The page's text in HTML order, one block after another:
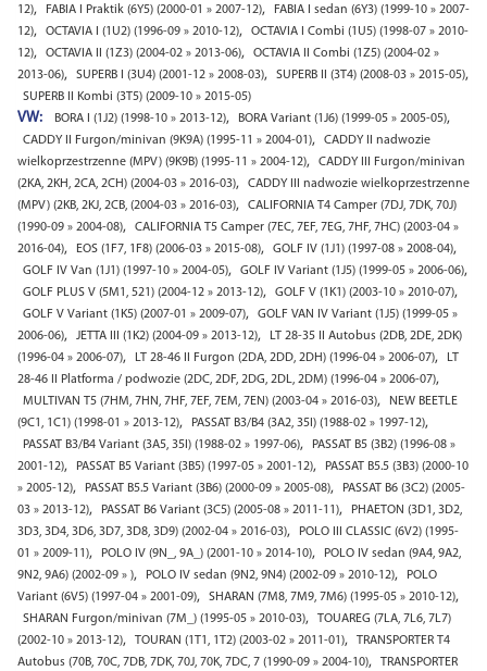
12), FABIA I Praktik (6Y5) (2000-01 » 2007-12),
FABIA I sedan (6Y3) (1999-10 » 2007-
12), OCTAVIA I (1U2) (1996-09 » 2010-12),
OCTAVIA I Combi (1U5) (1998-07 » 2010-
12), OCTAVIA II (1Z3) (2004-02 » 2013-06),
OCTAVIA II Combi (1Z5) (2004-02 »
2013-06), SUPERB I (3U4) (2001-12 » 2008-03), SUPERB II (3T4) (2008-03 » 2015-05),
SUPERB II Kombi (3T5) (2009-10 » 2015-05)
VW: BORA I (1J2) (1998-10 » 2013-12), BORA Variant (1J6) (1999-05 » 2005-05),
CADDY II Furgon/minivan (9K9A) (1995-11 » 2004-01),
CADDY II nadwozie
wielkoprzestrzenne (MPV) (9K9B) (1995-11 » 2004-12),
CADDY III Furgon/minivan
(2KA, 2KH, 2CA, 2CH) (2004-03 » 2016-03),
CADDY III nadwozie wielkoprzestrzenne
(MPV) (2KB, 2KJ, 2CB, (2004-03 » 2016-03),
CALIFORNIA T4 Camper (7DJ, 7DK, 70J)
(1990-09 » 2004-08),
CALIFORNIA T5 Camper (7EC, 7EF, 7EG, 7HF, 7HC) (2003-04 »
2016-04), EOS (1F7, 1F8) (2006-03 » 2015-08), GOLF IV (1J1) (1997-08 » 2008-04),
GOLF IV Van (1J1) (1997-10 » 2004-05), GOLF IV Variant (1J5) (1999-05 » 2006-06),
GOLF PLUS V (5M1, 521) (2004-12 » 2013-12), GOLF V (1K1) (2003-10 » 2010-07),
GOLF V Variant (1K5) (2007-01 » 2009-07),
GOLF VAN IV Variant (1J5) (1999-05 »
2006-06), JETTA III (1K2) (2004-09 » 2013-12),
LT 28-35 II Autobus (2DB, 2DE, 2DK)
(1996-04 » 2006-07), LT 28-46 II Furgon (2DA, 2DD, 2DH) (1996-04 » 2006-07),
LT
28-46 II Platforma / podwozie (2DC, 2DF, 2DG, 2DL, 2DM) (1996-04 » 2006-07),
MULTIVAN T5 (7HM, 7HN, 7HF, 7EF, 7EM, 7EN) (2003-04 » 2016-03),
NEW BEETLE
(9C1, 1C1) (1998-01 » 2013-12), PASSAT B3/B4 (3A2, 35I) (1988-02 » 1997-12),
PASSAT B3/B4 Variant (3A5, 35I) (1988-02 » 1997-06),
PASSAT B5 (3B2) (1996-08 »
2001-12), PASSAT B5 Variant (3B5) (1997-05 » 2001-12),
PASSAT B5.5 (3B3) (2000-10
» 2005-12), PASSAT B5.5 Variant (3B6) (2000-09 » 2005-08),
PASSAT B6 (3C2) (2005-
03 » 2013-12), PASSAT B6 Variant (3C5) (2005-08 » 2011-11),
PHAETON (3D1, 3D2,
3D3, 3D4, 3D6, 3D7, 3D8, 3D9) (2002-04 » 2016-03),
POLO III CLASSIC (6V2) (1995-
01 » 2009-11), POLO IV (9N_, 9A_) (2001-10 » 2014-10),
POLO IV sedan (9A4, 9A2,
9N2, 9A6) (2002-09 » ), POLO IV sedan (9N2, 9N4) (2002-09 » 2010-12),
POLO
Variant (6V5) (1997-04 » 2001-09), SHARAN (7M8, 7M9, 7M6) (1995-05 » 2010-12),
SHARAN Furgon/minivan (7M_) (1995-05 » 2010-03),
TOUAREG (7LA, 7L6, 7L7)
(2002-10 » 2013-12), TOURAN (1T1, 1T2) (2003-02 » 2011-01),
TRANSPORTER T4
Autobus (70B, 70C, 7DB, 7DK, 70J, 70K, 7DC, 7 (1990-09 » 2004-10),
TRANSPORTER